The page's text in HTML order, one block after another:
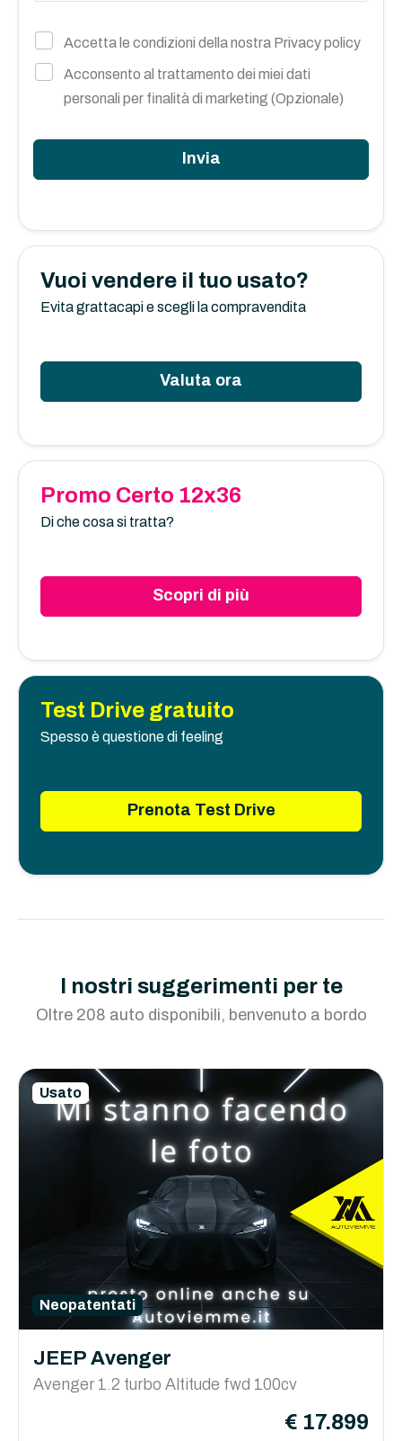
Vuoi vendere il tuo usato?
Evita grattacapi e scegli la compravendita
Valuta ora
Promo Certo 12x36
Di che cosa si tratta?
Scopri di più
Test Drive gratuito
Spesso è questione di feeling
Prenota Test Drive
Accetta le condizioni della nostra Privacy policy
Acconsento al trattamento dei miei dati
personali per finalità di marketing (Opzionale)
Invia
I nostri suggerimenti per te
Oltre 208 auto disponibili, benvenuto a bordo
Usato
Neopatentati
JEEP Avenger
Avenger 1.2 turbo Altitude fwd 100cv
€ 17.899